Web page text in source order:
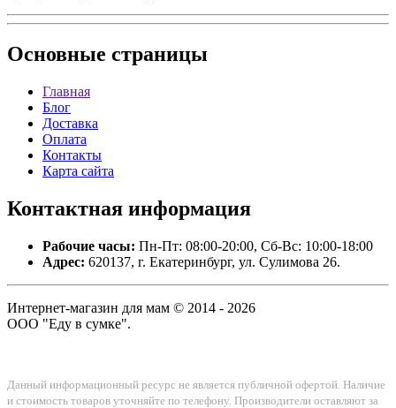
Основные страницы
Главная
Блог
Доставка
Оплата
Контакты
Карта сайта
Контактная информация
Рабочие часы: Пн-Пт: 08:00-20:00, Сб-Вс: 10:00-18:00
Адрес: 620137, г. Екатеринбург, ул. Сулимова 26.
Интернет-магазин для мам © 2014 - 2026
ООО "Еду в сумке".
Данный информационный ресурс не является публичной офертой. Наличие
и стоимость товаров уточняйте по телефону. Производители оставляют за